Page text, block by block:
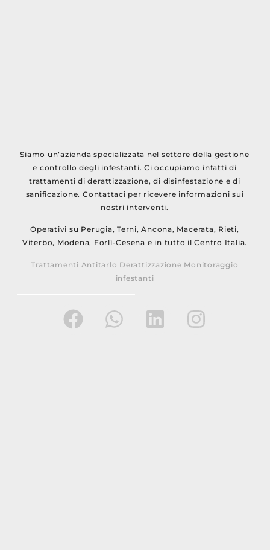
Siamo un’azienda specializzata nel settore della gestione
e controllo degli infestanti. Ci occupiamo infatti di
trattamenti di derattizzazione, di disinfestazione e di
sanificazione. Contattaci per ricevere informazioni sui
nostri interventi.
Operativi su Perugia, Terni, Ancona, Macerata, Rieti,
Viterbo, Modena, Forlì-Cesena e in tutto il Centro Italia.
Trattamenti Antitarlo Derattizzazione Monitoraggio
infestanti